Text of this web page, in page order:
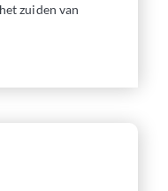
zuiden van